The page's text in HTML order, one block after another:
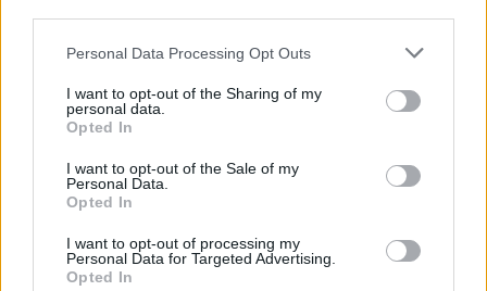
Personal Data Processing Opt Outs
I want to opt-out of the Sharing of my
personal data.
Opted In
I want to opt-out of the Sale of my
Personal Data.
Opted In
I want to opt-out of processing my
Personal Data for Targeted Advertising.
Opted In
na stil mišljenja i mentalnu agilnost.
Dok osobine životinja koje ste prve vidjeli ukazuje
na osobine vašeg karaktera, način na koji se
fokusirate odnosi se na vaš način razmišljanja. Ako
kontrast. Ako ste bili u mogućnosti brzo pronaći
obje životinje, vaš mozak obrađuje informacije vrlo
Uočiti konja bilo je malo teže. Ako ste ih uočili sve,